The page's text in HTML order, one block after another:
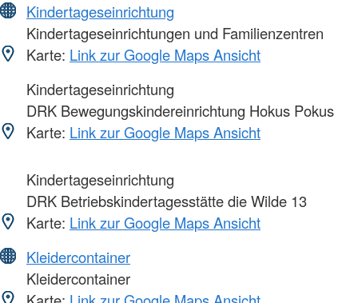
Kindertageseinrichtung
Kindertageseinrichtungen und Familienzentren
Karte: Link zur Google Maps Ansicht
Kindertageseinrichtung
DRK Bewegungskindereinrichtung Hokus Pokus
Karte: Link zur Google Maps Ansicht
Kindertageseinrichtung
DRK Betriebskindertagesstätte die Wilde 13
Karte: Link zur Google Maps Ansicht
Kleidercontainer
Kleidercontainer